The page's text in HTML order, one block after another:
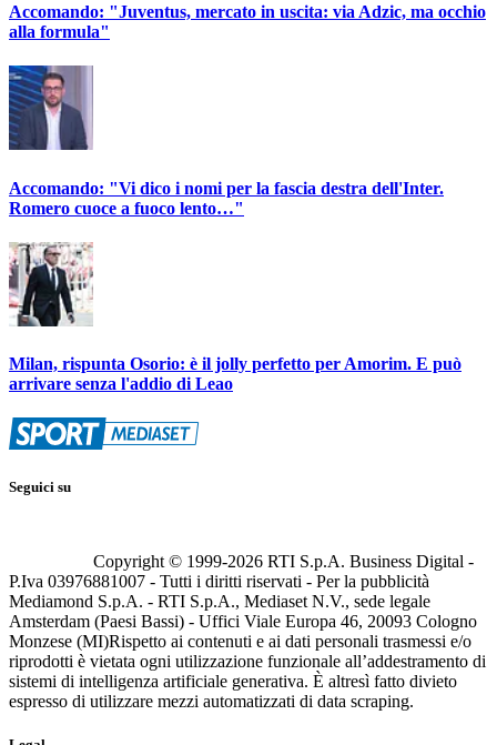
Accomando: "Juventus, mercato in uscita: via Adzic, ma occhio
alla formula"
Accomando: "Vi dico i nomi per la fascia destra dell'Inter.
Romero cuoce a fuoco lento…"
Milan, rispunta Osorio: è il jolly perfetto per Amorim. E può
arrivare senza l'addio di Leao
Seguici su
Copyright © 1999-2026 RTI S.p.A. Business Digital -
P.Iva 03976881007 - Tutti i diritti riservati - Per la pubblicità
Mediamond S.p.A. - RTI S.p.A., Mediaset N.V., sede legale
Amsterdam (Paesi Bassi) - Uffici Viale Europa 46, 20093 Cologno
Monzese (MI)Rispetto ai contenuti e ai dati personali trasmessi e/o
riprodotti è vietata ogni utilizzazione funzionale all’addestramento di
sistemi di intelligenza artificiale generativa. È altresì fatto divieto
espresso di utilizzare mezzi automatizzati di data scraping.